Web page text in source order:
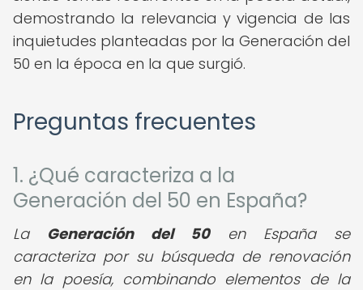
demostrando la relevancia y vigencia de las
inquietudes planteadas por la Generación del
50 en la época en la que surgió.
Preguntas frecuentes
1. ¿Qué caracteriza a la
Generación del 50 en España?
La Generación del 50en España se
caracteriza por su búsqueda de renovación
en la poesía, combinando elementos de la